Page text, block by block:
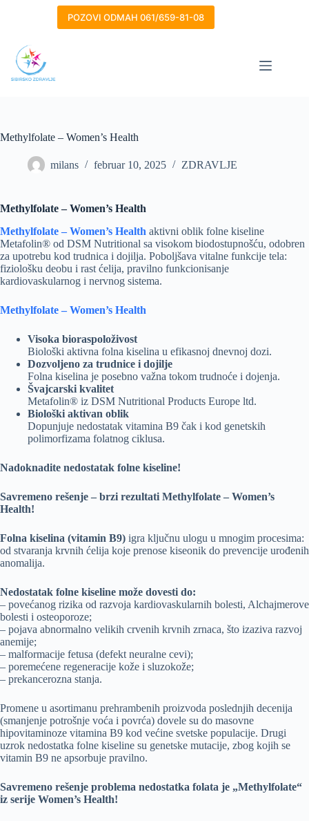
POZOVI ODMAH 061/659-81-08
Methylfolate – Women’s Health
milans februar 10, 2025 ZDRAVLJE
Methylfolate – Women’s Health
Methylfolate – Women’s Health aktivni oblik folne kiseline
Metafolin® od DSM Nutritional sa visokom biodostupnošću, odobren
za upotrebu kod trudnica i dojilja. Poboljšava vitalne funkcije tela:
fiziološku deobu i rast ćelija, pravilno funkcionisanje
kardiovaskularnog i nervnog sistema.
Methylfolate – Women’s Health
Visoka bioraspoloživost
Biološki aktivna folna kiselina u efikasnoj dnevnoj dozi.
Dozvoljeno za trudnice i dojilje
Folna kiselina je posebno važna tokom trudnoće i dojenja.
Švajcarski kvalitet
Metafolin® iz DSM Nutritional Products Europe ltd.
Biološki aktivan oblik
Dopunjuje nedostatak vitamina B9 čak i kod genetskih
polimorfizama folatnog ciklusa.
Nadoknadite nedostatak folne kiseline!
Savremeno rešenje – brzi rezultati Methylfolate – Women’s
Health!
Folna kiselina (vitamin B9) igra ključnu ulogu u mnogim procesima:
od stvaranja krvnih ćelija koje prenose kiseonik do prevencije urođenih
anomalija.
Nedostatak folne kiseline može dovesti do:
– povećanog rizika od razvoja kardiovaskularnih bolesti, Alchajmerove
bolesti i osteoporoze;
– pojava abnormalno velikih crvenih krvnih zrnaca, što izaziva razvoj
anemije;
– malformacije fetusa (defekt neuralne cevi);
– poremećene regeneracije kože i sluzokože;
– prekancerozna stanja.
Promene u asortimanu prehrambenih proizvoda poslednjih decenija
(smanjenje potrošnje voća i povrća) dovele su do masovne
hipovitaminoze vitamina B9 kod većine svetske populacije. Drugi
uzrok nedostatka folne kiseline su genetske mutacije, zbog kojih se
vitamin B9 ne apsorbuje pravilno.
Savremeno rešenje problema nedostatka folata je „Methylfolate“
iz serije Women’s Health!